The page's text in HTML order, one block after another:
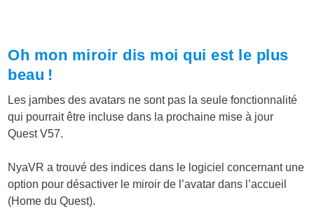
Oh mon miroir dis moi qui est le plus
beau !
Les jambes des avatars ne sont pas la seule fonctionnalité
qui pourrait être incluse dans la prochaine mise à jour
Quest V57.
NyaVR a trouvé des indices dans le logiciel concernant une
option pour désactiver le miroir de l’avatar dans l’accueil
(Home du Quest).